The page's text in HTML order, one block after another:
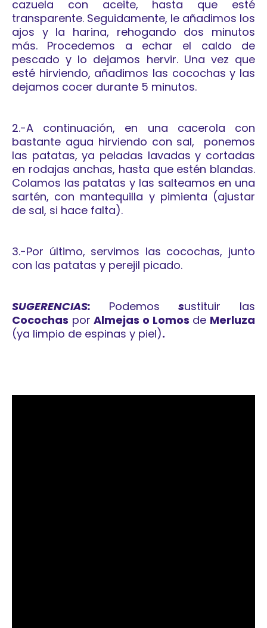
cazuela con aceite, hasta que esté
transparente. Seguidamente, le añadimos los
ajos y la harina, rehogando dos minutos
más. Procedemos a echar el caldo de
pescado y lo dejamos hervir. Una vez que
esté hirviendo, añadimos las cocochas y las
dejamos cocer durante 5 minutos.
2.-A continuación, en una cacerola con
bastante agua hirviendo con sal, ponemos
las patatas, ya peladas lavadas y cortadas
en rodajas anchas, hasta que estén blandas.
Colamos las patatas y las salteamos en una
sartén, con mantequilla y pimienta (ajustar
de sal, si hace falta).
3.-Por último, servimos las cocochas, junto
con las patatas y perejil picado.
SUGERENCIAS: Podemos sustituir las
Cocochas porAlmejas o Lomos de Merluza
(ya limpio de espinas y piel).